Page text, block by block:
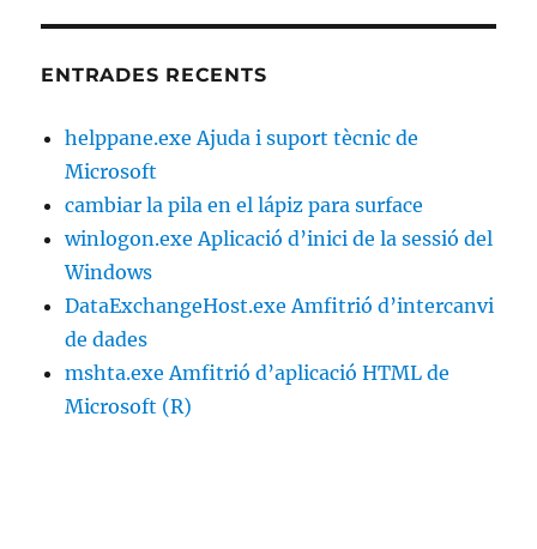
ENTRADES RECENTS
helppane.exe Ajuda i suport tècnic de
Microsoft
cambiar la pila en el lápiz para surface
winlogon.exe Aplicació d’inici de la sessió del
Windows
DataExchangeHost.exe Amfitrió d’intercanvi
de dades
mshta.exe Amfitrió d’aplicació HTML de
Microsoft (R)